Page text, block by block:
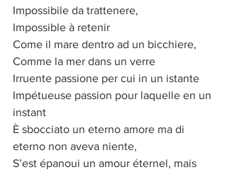
Impossibile da trattenere,
Impossible à retenir
Come il mare dentro ad un bicchiere,
Comme la mer dans un verre
Irruente passione per cui in un istante
Impétueuse passion pour laquelle en un
instant
È sbocciato un eterno amore ma di
eterno non aveva niente,
S’est épanoui un amour éternel, mais